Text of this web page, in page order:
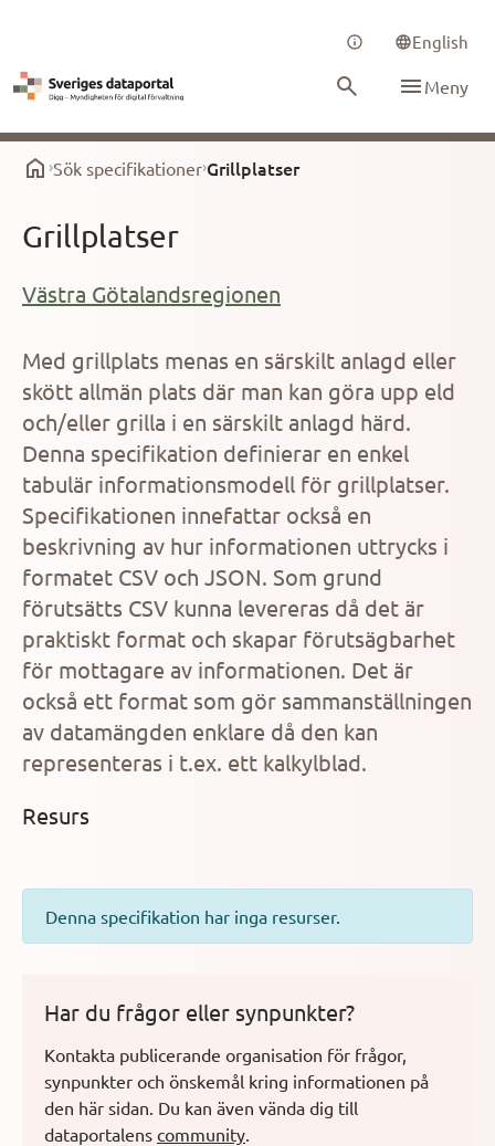
English
Meny
Sök specifikationer Grillplatser
Grillplatser
Västra Götalandsregionen
Med grillplats menas en särskilt anlagd eller
skött allmän plats där man kan göra upp eld
och/eller grilla i en särskilt anlagd härd.
Denna specifikation definierar en enkel
tabulär informationsmodell för grillplatser.
Specifikationen innefattar också en
beskrivning av hur informationen uttrycks i
formatet CSV och JSON. Som grund
förutsätts CSV kunna levereras då det är
praktiskt format och skapar förutsägbarhet
för mottagare av informationen. Det är
också ett format som gör sammanställningen
av datamängden enklare då den kan
representeras i t.ex. ett kalkylblad.
Resurs
Denna specifikation har inga resurser.
Har du frågor eller synpunkter?
Kontakta publicerande organisation för frågor,
synpunkter och önskemål kring informationen på
den här sidan. Du kan även vända dig till
dataportalens community.